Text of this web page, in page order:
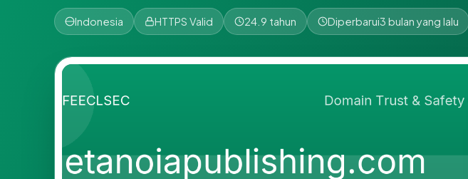
Indonesia HTTPS Valid 24.9 tahun Diperbarui3 bulan yang lalu